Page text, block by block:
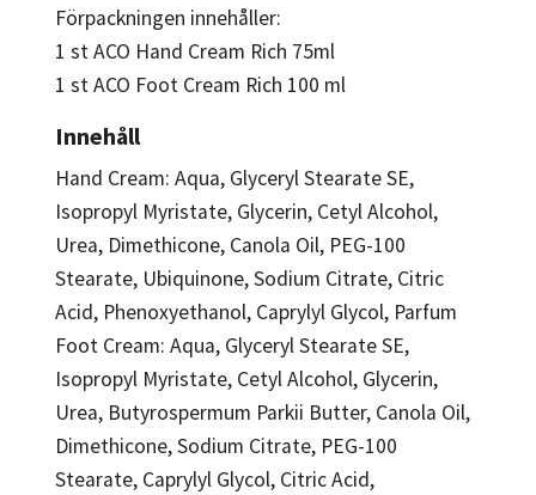
Förpackningen innehåller:
1 st ACO Hand Cream Rich 75ml
1 st ACO Foot Cream Rich 100 ml
Innehåll
Hand Cream: Aqua, Glyceryl Stearate SE,
Isopropyl Myristate, Glycerin, Cetyl Alcohol,
Urea, Dimethicone, Canola Oil, PEG-100
Stearate, Ubiquinone, Sodium Citrate, Citric
Acid, Phenoxyethanol, Caprylyl Glycol, Parfum
Foot Cream: Aqua, Glyceryl Stearate SE,
Isopropyl Myristate, Cetyl Alcohol, Glycerin,
Urea, Butyrospermum Parkii Butter, Canola Oil,
Dimethicone, Sodium Citrate, PEG-100
Stearate, Caprylyl Glycol, Citric Acid,